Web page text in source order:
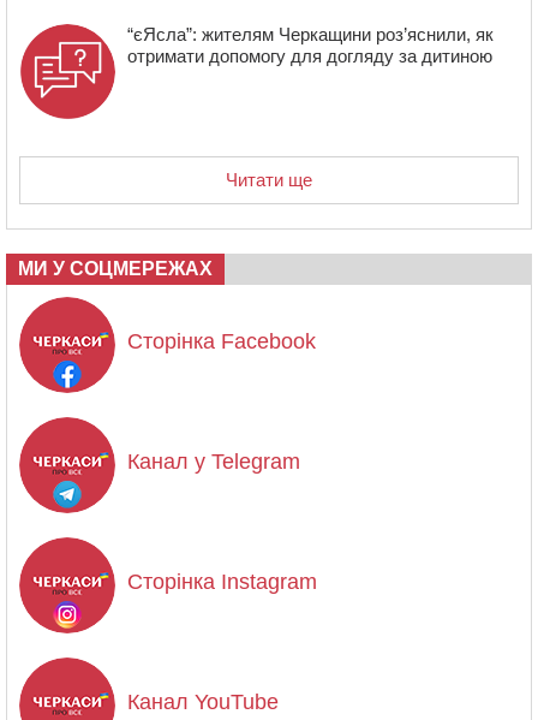
“єЯсла”: жителям Черкащини роз’яснили, як
отримати допомогу для догляду за дитиною
Читати ще
МИ У СОЦМЕРЕЖАХ
Сторінка Facebook
Канал у Telegram
Сторінка Instagram
Канал YouTube